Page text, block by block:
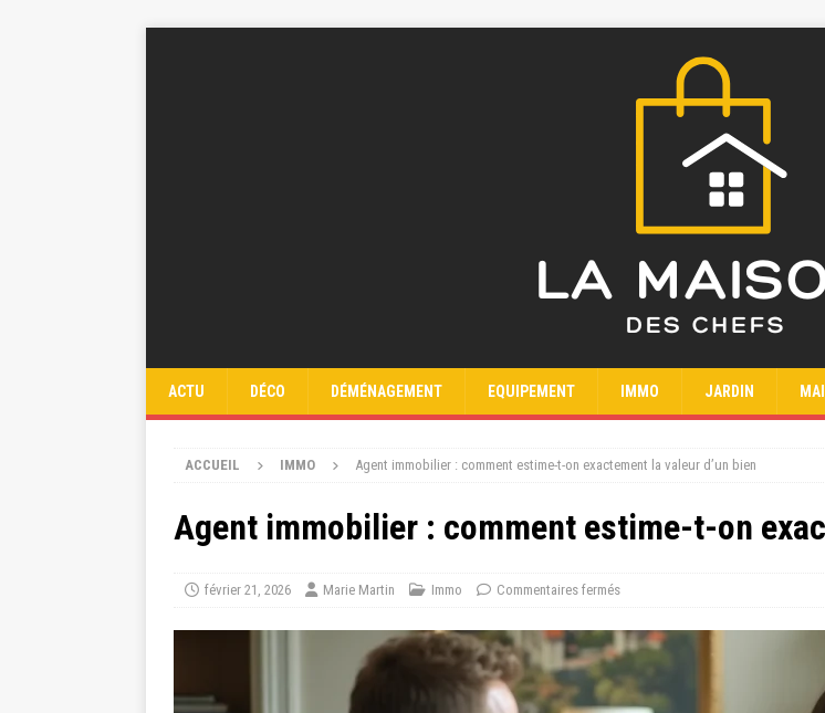
ACTU DÉCO DÉMÉNAGEMENT EQUIPEMENT IMMO JARDIN
ACCUEIL IMMO Agent immobilier : comment estime-t-on exactement la valeur d’un bien
Agent immobilier : comment estime-t-on
février 21, 2026 Marie Martin Immo Commentaires fermés